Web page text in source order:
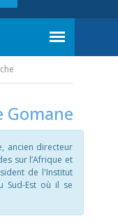
Gomane
ancien directeur
sur l’Afrique et
de l'Institut
Sud-Est où il se